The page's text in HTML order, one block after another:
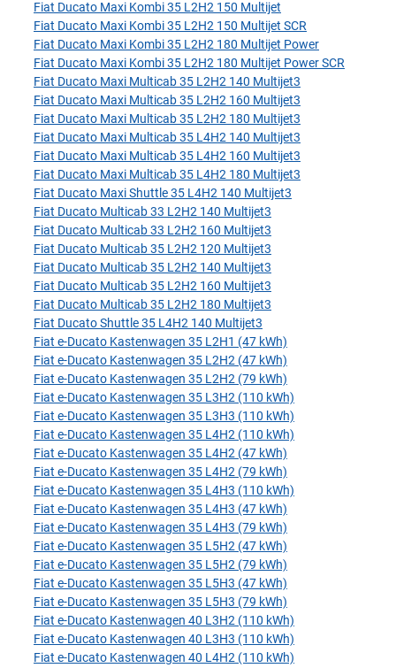
Fiat Ducato Maxi Kombi 35 L2H2 150 Multijet
Fiat Ducato Maxi Kombi 35 L2H2 150 Multijet SCR
Fiat Ducato Maxi Kombi 35 L2H2 180 Multijet Power
Fiat Ducato Maxi Kombi 35 L2H2 180 Multijet Power SCR
Fiat Ducato Maxi Multicab 35 L2H2 140 Multijet3
Fiat Ducato Maxi Multicab 35 L2H2 160 Multijet3
Fiat Ducato Maxi Multicab 35 L2H2 180 Multijet3
Fiat Ducato Maxi Multicab 35 L4H2 140 Multijet3
Fiat Ducato Maxi Multicab 35 L4H2 160 Multijet3
Fiat Ducato Maxi Multicab 35 L4H2 180 Multijet3
Fiat Ducato Maxi Shuttle 35 L4H2 140 Multijet3
Fiat Ducato Multicab 33 L2H2 140 Multijet3
Fiat Ducato Multicab 33 L2H2 160 Multijet3
Fiat Ducato Multicab 35 L2H2 120 Multijet3
Fiat Ducato Multicab 35 L2H2 140 Multijet3
Fiat Ducato Multicab 35 L2H2 160 Multijet3
Fiat Ducato Multicab 35 L2H2 180 Multijet3
Fiat Ducato Shuttle 35 L4H2 140 Multijet3
Fiat e-Ducato Kastenwagen 35 L2H1 (47 kWh)
Fiat e-Ducato Kastenwagen 35 L2H2 (47 kWh)
Fiat e-Ducato Kastenwagen 35 L2H2 (79 kWh)
Fiat e-Ducato Kastenwagen 35 L3H2 (110 kWh)
Fiat e-Ducato Kastenwagen 35 L3H3 (110 kWh)
Fiat e-Ducato Kastenwagen 35 L4H2 (110 kWh)
Fiat e-Ducato Kastenwagen 35 L4H2 (47 kWh)
Fiat e-Ducato Kastenwagen 35 L4H2 (79 kWh)
Fiat e-Ducato Kastenwagen 35 L4H3 (110 kWh)
Fiat e-Ducato Kastenwagen 35 L4H3 (47 kWh)
Fiat e-Ducato Kastenwagen 35 L4H3 (79 kWh)
Fiat e-Ducato Kastenwagen 35 L5H2 (47 kWh)
Fiat e-Ducato Kastenwagen 35 L5H2 (79 kWh)
Fiat e-Ducato Kastenwagen 35 L5H3 (47 kWh)
Fiat e-Ducato Kastenwagen 35 L5H3 (79 kWh)
Fiat e-Ducato Kastenwagen 40 L3H2 (110 kWh)
Fiat e-Ducato Kastenwagen 40 L3H3 (110 kWh)
Fiat e-Ducato Kastenwagen 40 L4H2 (110 kWh)